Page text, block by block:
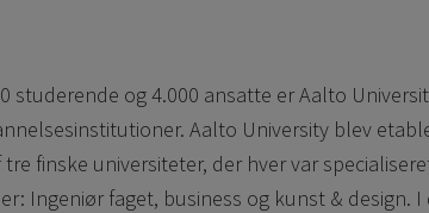
studerende og 4.000 ansatte er Aalto
Aalto University blev
finske universiteter, der hver var
Ingeniør faget, business og kunst & design. I